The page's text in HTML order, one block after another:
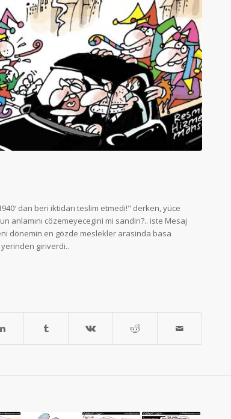
dan beri iktidarı teslim etmedi!" derken, yüce
anlamını cözemeyecegini mi sandin?.. iste Mesaj
dönemin en gözde meslekler arasinda basa
giriverdi..